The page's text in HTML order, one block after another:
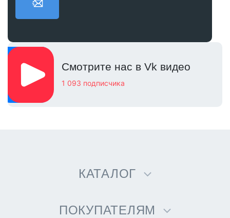
Смотрите нас в Vk видео
1 093 подписчика
КАТАЛОГ
ПОКУПАТЕЛЯМ